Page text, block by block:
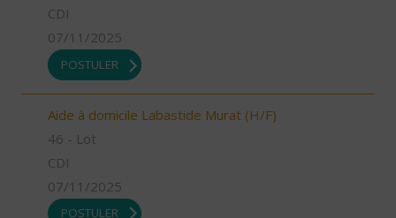
CDI
07/11/2025
POSTULER
Aide à domicile Labastide Murat (H/F)
46 - Lot
CDI
07/11/2025
POSTULER